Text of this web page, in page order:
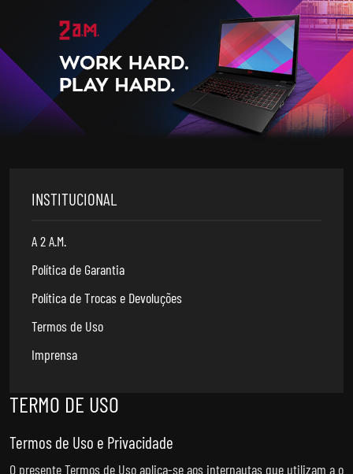
INSTITUCIONAL
A 2 A.M.
Política de Garantia
Política de Trocas e Devoluções
Termos de Uso
Imprensa
TERMO DE USO
Termos de Uso e Privacidade
O presente Termos de Uso aplica-se aos internautas que utilizam a o